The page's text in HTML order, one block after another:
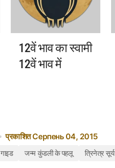
12वें भाव का स्वामी
12वें भाव में
प्रकाशितСерпень 04, 2015
गाइड जन्म कुंडली के पहलू त्रिनेत्र सूर्य